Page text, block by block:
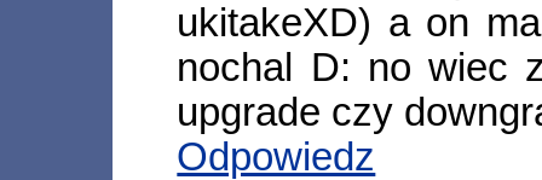
ukitakeXD) a on
nochal D: no wiec
upgrade czy
Odpowiedz